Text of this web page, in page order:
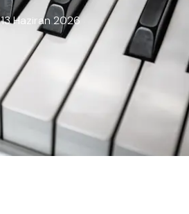
13 Haziran 2026